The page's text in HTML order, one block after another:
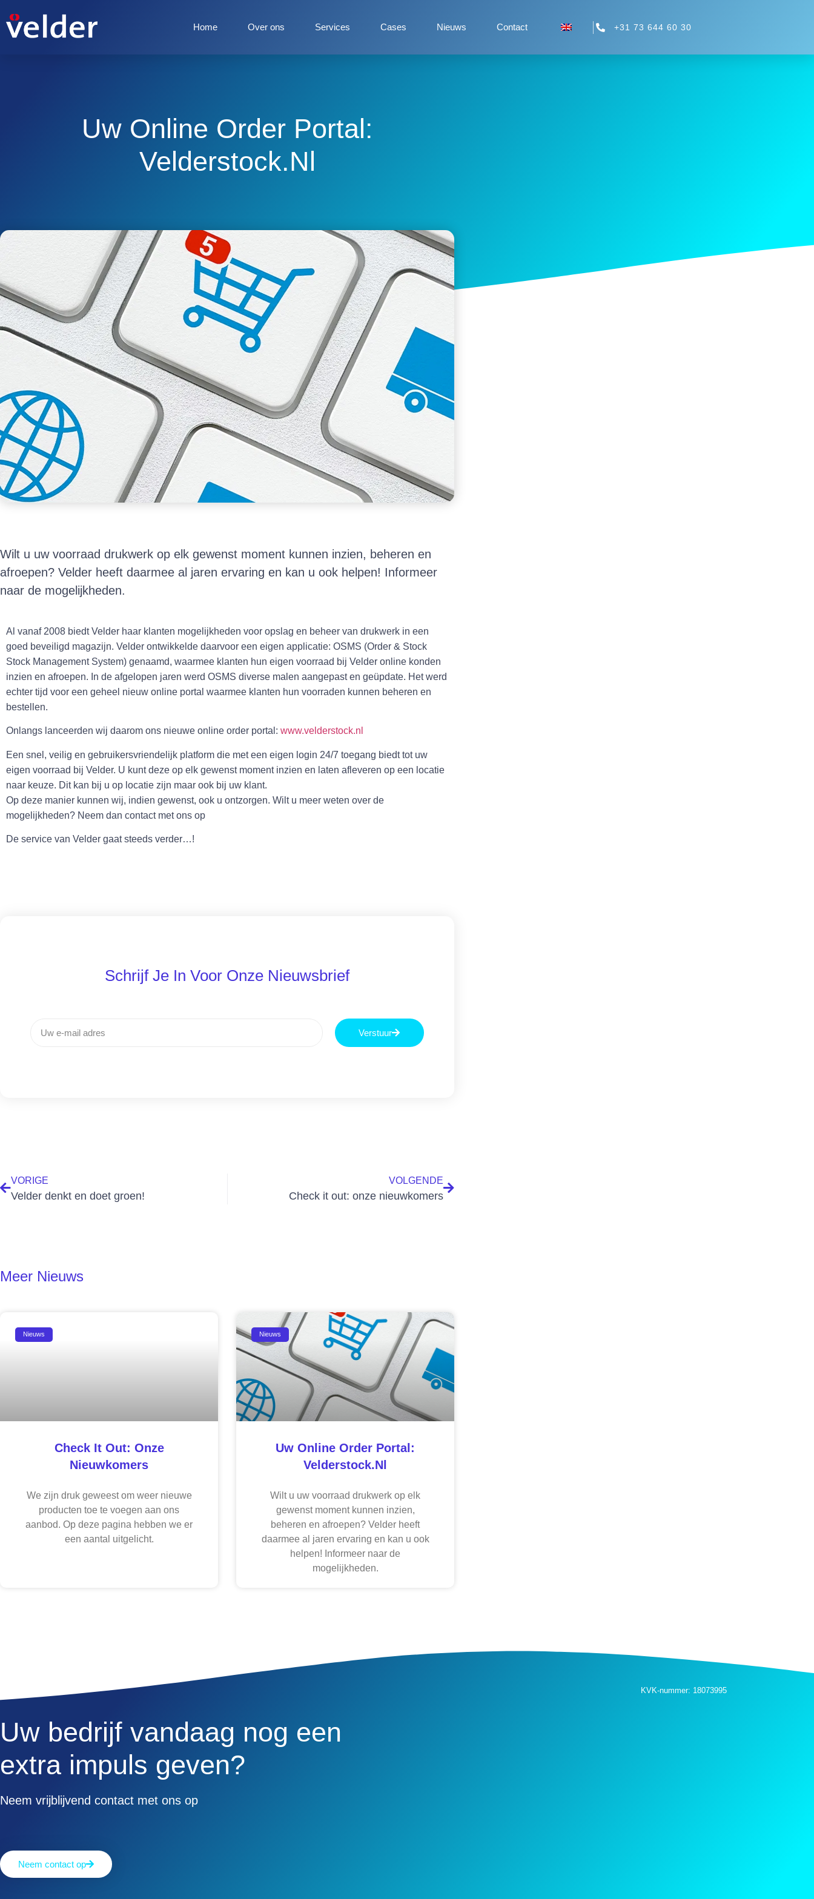
Home Over ons Services Cases Nieuws Contact +31 73 644 60 30
Uw Online Order Portal:
Velderstock.nl
Wilt u uw voorraad drukwerk op elk gewenst moment kunnen inzien, beheren en
afroepen? Velder heeft daarmee al jaren ervaring en kan u ook helpen! Informeer
naar de mogelijkheden.
Al vanaf 2008 biedt Velder haar klanten mogelijkheden voor opslag en beheer van drukwerk in een
goed beveiligd magazijn. Velder ontwikkelde daarvoor een eigen applicatie: OSMS (Order & Stock
Stock Management System) genaamd, waarmee klanten hun eigen voorraad bij Velder online konden
inzien en afroepen. In de afgelopen jaren werd OSMS diverse malen aangepast en geüpdate. Het werd
echter tijd voor een geheel nieuw online portal waarmee klanten hun voorraden kunnen beheren en
bestellen.
Onlangs lanceerden wij daarom ons nieuwe online order portal: www.velderstock.nl
Een snel, veilig en gebruikersvriendelijk platform die met een eigen login 24/7 toegang biedt tot uw
eigen voorraad bij Velder. U kunt deze op elk gewenst moment inzien en laten afleveren op een locatie
naar keuze. Dit kan bij u op locatie zijn maar ook bij uw klant.
Op deze manier kunnen wij, indien gewenst, ook u ontzorgen. Wilt u meer weten over de
mogelijkheden? Neem dan contact met ons op
De service van Velder gaat steeds verder…!
Schrijf Je In Voor Onze Nieuwsbrief
Verstuur
VORIGE
Velder denkt en doet groen!
VOLGENDE
Check it out: onze nieuwkomers
Meer Nieuws
Nieuws
Check It Out: Onze
Nieuwkomers
We zijn druk geweest om weer nieuwe
producten toe te voegen aan ons
aanbod. Op deze pagina hebben we er
een aantal uitgelicht.
Nieuws
Uw Online Order Portal:
Velderstock.nl
Wilt u uw voorraad drukwerk op elk
gewenst moment kunnen inzien,
beheren en afroepen? Velder heeft
daarmee al jaren ervaring en kan u ook
helpen! Informeer naar de
mogelijkheden.
Uw bedrijf vandaag nog een
extra impuls geven?
Neem vrijblijvend contact met ons op​
Neem contact op
KVK-nummer: 18073995